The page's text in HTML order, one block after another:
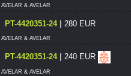
AVELAR & AVELAR
PT-4420351-24| 280 EUR
AVELAR & AVELAR
PT-4420351-24| 240 EUR
AVELAR & AVELAR